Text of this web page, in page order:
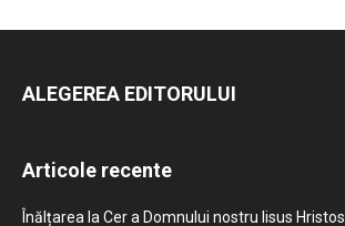
ALEGEREA EDITORULUI
Articole recente
Înălțarea la Cer a Domnului nostru Iisus Hristos